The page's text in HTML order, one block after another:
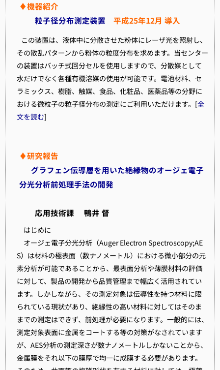
♦機器紹介
粒子径分布測定装置 平成25年12月 導入
この装置は、液体中に分散させた粉体にレーザ光を照射し、
その散乱パターンから粉体の粒度分布を求めます。当センター
の装置はバッチ式回分セルを使用しますので、分散媒として
水だけでなく各種有機溶媒の使用が可能です。電池材料、セ
ラミックス、樹脂、触媒、食品、化粧品、医薬品等の分野に
おける微粒子の粒子径分布の測定にご利用いただけます。[全
文を読む]
♦研究報告
グラフェン伝導層を用いた絶縁物のオージェ電子
分光分析前処理手法の開発
応用技術課 鴨井 督
はじめに
オージェ電子分光分析（Auger Electron Spectroscopy;AE
S）は材料の極表面（数ナノメートル）における微小部分の元
素分析が可能であることから、最表面分析や薄膜材料の評価
に対して、製品の開発から品質管理まで幅広く活用されてい
ます。しかしながら、その測定対象は伝導性を持つ材料に限
られている現状があり、絶縁性の高い材料に対してはそのま
までの測定はできず、前処理が必要になります。一般的には、
測定対象表面に金属をコートする等の対策がなされています
が、AES分析の測定深さが数ナノメートルしかないことから、
金属膜をそれ以下の膜厚で均一に成膜する必要があります。